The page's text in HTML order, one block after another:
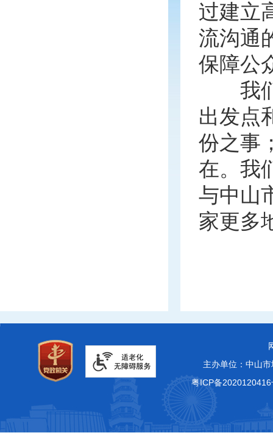
过建立
流沟通
保障公
我们
出发点
份之事
在。我
与中山
家更多
主办单位：中山
粤ICP备